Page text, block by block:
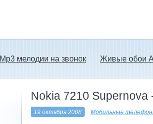
Mp3 мелодии на звонок Живые обои
Nokia 7210
19 октября 2008 Мобильные